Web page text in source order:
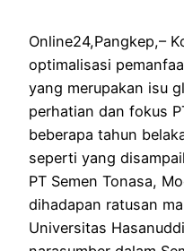
Online24,Pangkep,–
optimalisasi
yang merupakan isu
perhatian dan fokus
beberapa tahun
seperti yang
PT Semen Tonasa,
dihadapan ratusan
Universitas